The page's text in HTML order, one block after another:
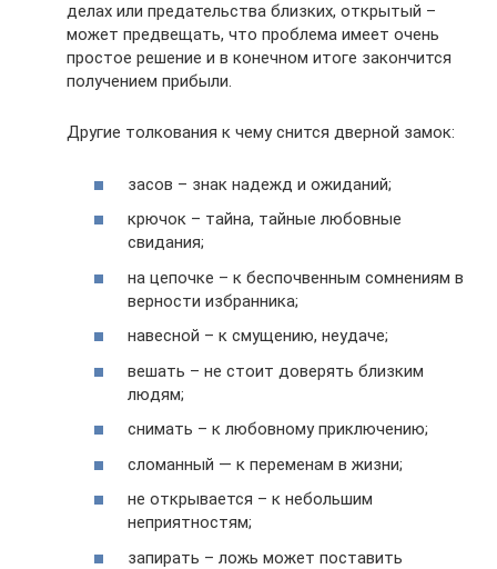
делах или предательства близких, открытый –
может предвещать, что проблема имеет очень
простое решение и в конечном итоге закончится
получением прибыли.
Другие толкования к чему снится дверной замок:
засов – знак надежд и ожиданий;
крючок – тайна, тайные любовные
свидания;
на цепочке – к беспочвенным сомнениям в
верности избранника;
навесной – к смущению, неудаче;
вешать – не стоит доверять близким
людям;
снимать – к любовному приключению;
сломанный — к переменам в жизни;
не открывается – к небольшим
неприятностям;
запирать – ложь может поставить